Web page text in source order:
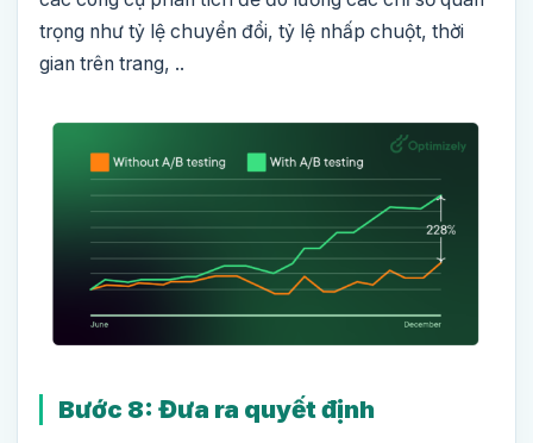
trọng như tỷ lệ chuyển đổi, tỷ lệ nhấp chuột, thời
gian trên trang, ..
Bước 8: Đưa ra quyết định